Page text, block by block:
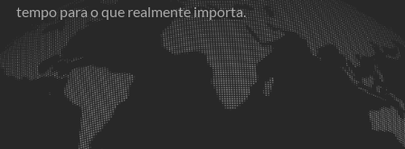
tempo para o que realmente importa.